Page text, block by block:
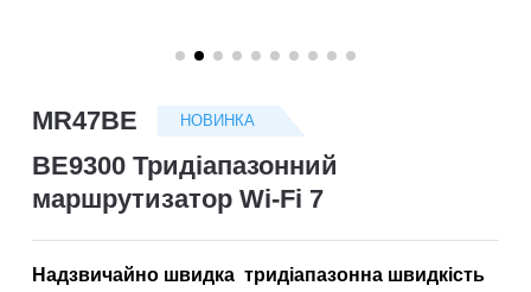
MR47BE НОВИНКА
BE9300 Тридіапазонний
маршрутизатор Wi-Fi 7
Надзвичайно швидка тридіапазонна швидкість